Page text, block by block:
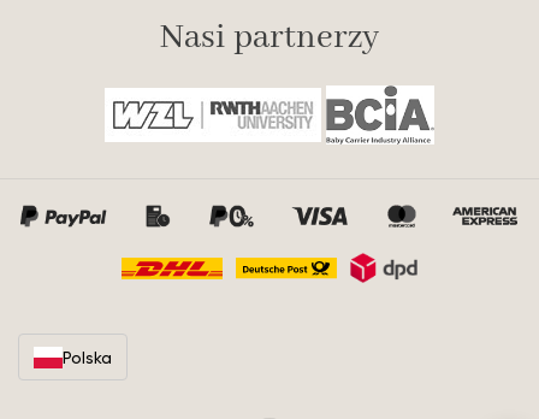
Nasi partnerzy
Polska